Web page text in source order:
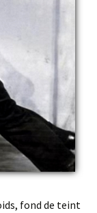
fond de teint